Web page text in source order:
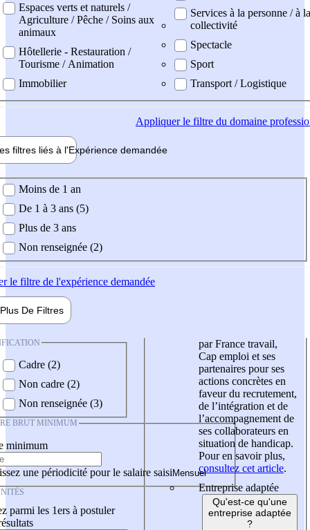
Espaces verts et naturels /
Agriculture / Pêche / Soins aux
animaux
Hôtellerie - Restauration /
Tourisme / Animation
Immobilier
Services à la personne / à la
collectivité
Spectacle
Sport
Transport / Logistique
Appliquerle filtre du domaine
filtres liés à l'Expérience demandée
demandée
Moins de 1 an
De 1 à 3 ans (5)
Plus de 3 ans
Non renseignée (2)
le filtre de l'expérience demandée
Plus De Filtres
Cadre (2)
Non cadre (2)
Non renseignée (3)
BRUT MINIMUM
minimum
une périodicité pour le salaire saisi
parmi les 1ers à postuler
par France travail,
Cap emploi et ses
partenaires pour ses
actions concrètes en
faveur du recrutement,
de l’intégration et de
l’accompagnement de
ses collaborateurs en
situation de handicap.
Pour en savoir plus,
consultez cet article.
Entreprise adaptée
Qu'est-ce qu'une
entreprise adaptée
?